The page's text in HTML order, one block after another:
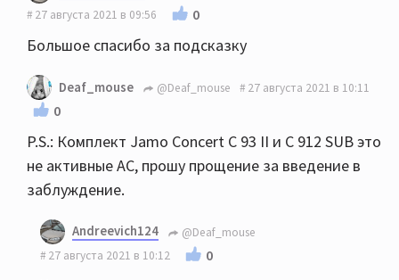
27 августа 2021 в 09:56
0
Большое спасибо за подсказку
Deaf_mouse @Deaf_mouse 27 августа 2021 в 10:11
0
P.S.: Комплект Jamo Concert С 93 II и С 912 SUB это
не активные АС, прошу прощение за введение в
заблуждение.
Andreevich124
@Deaf_mouse
27 августа 2021 в 10:12
0